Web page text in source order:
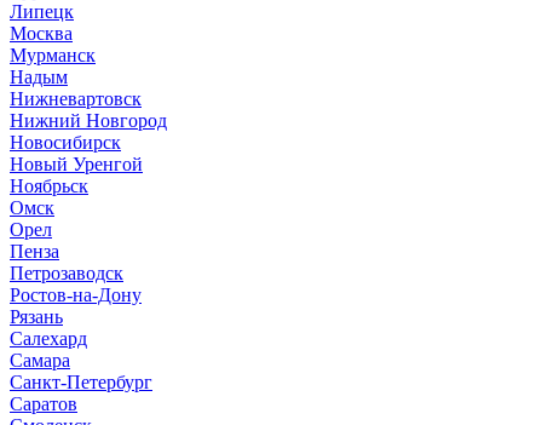
Липецк
Москва
Мурманск
Надым
Нижневартовск
Нижний Новгород
Новосибирск
Новый Уренгой
Ноябрьск
Омск
Орел
Пенза
Петрозаводск
Ростов-на-Дону
Рязань
Салехард
Самара
Санкт-Петербург
Саратов